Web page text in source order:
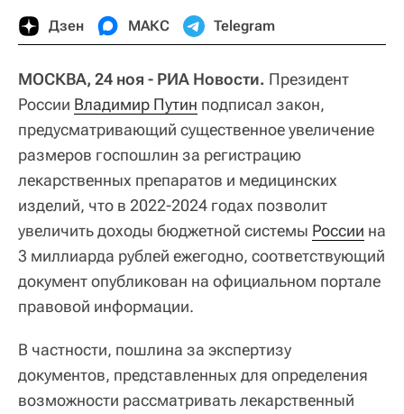
Дзен МАКС Telegram
МОСКВА, 24 ноя - РИА Новости. Президент
России Владимир Путин подписал закон,
предусматривающий существенное увеличение
размеров госпошлин за регистрацию
лекарственных препаратов и медицинских
изделий, что в 2022-2024 годах позволит
увеличить доходы бюджетной системы России на
3 миллиарда рублей ежегодно, соответствующий
документ опубликован на официальном портале
правовой информации.
В частности, пошлина за экспертизу
документов, представленных для определения
возможности рассматривать лекарственный